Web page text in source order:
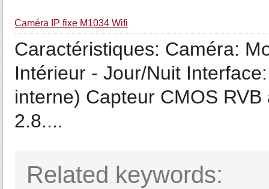
Caméra IP fixe M1034 Wifi
Caractéristiques: Caméra:
Intérieur - Jour/Nuit
interne) Capteur CMOS
2.8....
Related keywords: